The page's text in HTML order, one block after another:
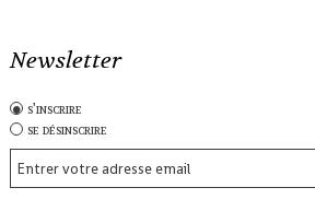
Newsletter
s'inscrire
se désinscrire